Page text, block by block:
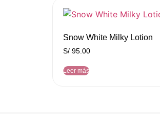
Snow White Milky Lotion
S/ 95.00
Leer más